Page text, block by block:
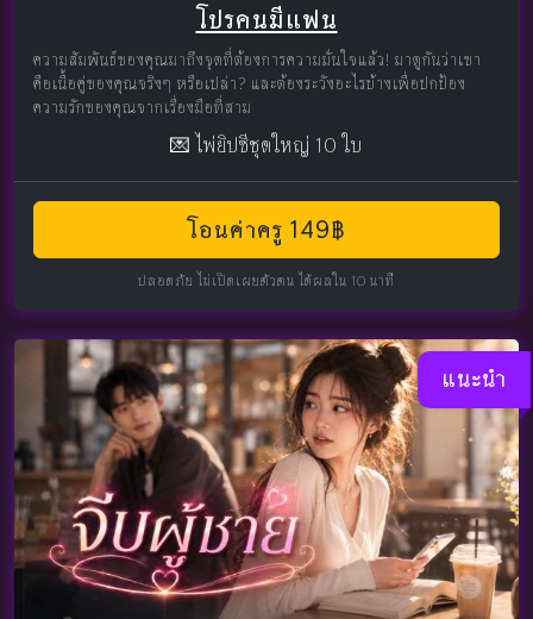
โปรคนมีแฟน
ความสัมพันธ์ของคุณมาถึงจุดที่ต้องการความมั่นใจแล้ว! มาดูกันว่าเขา
คือเนื้อคู่ของคุณจริงๆ หรือเปล่า? และต้องระวังอะไรบ้างเพื่อปกป้อง
ความรักของคุณจากเรื่องมือที่สาม
💌 ไพ่ยิปซีชุดใหญ่ 10 ใบ
โอนค่าครู 149฿
ปลอดภัย ไม่เปิดเผยตัวตน ได้ผลใน 10 นาที
แนะนำ